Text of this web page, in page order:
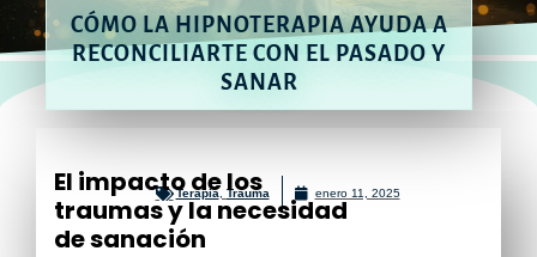
CÓMO LA HIPNOTERAPIA AYUDA A
RECONCILIARTE CON EL PASADO Y
SANAR
Terapia, Trauma enero 11, 2025
El impacto de los
traumas y la necesidad
de sanación